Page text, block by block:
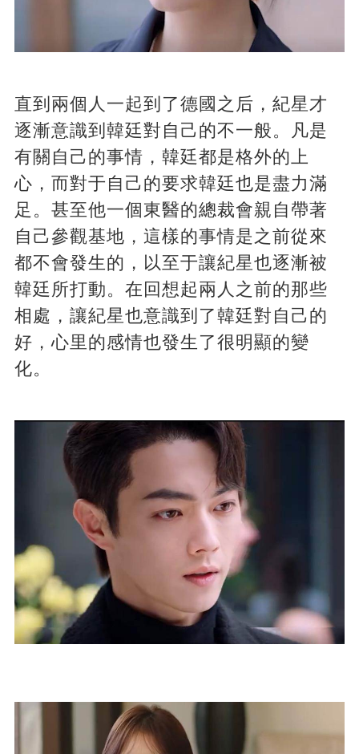
直到兩個人一起到了德國之后，紀星才
逐漸意識到韓廷對自己的不一般。凡是
有關自己的事情，韓廷都是格外的上
心，而對于自己的要求韓廷也是盡力滿
足。甚至他一個東醫的總裁會親自帶著
自己參觀基地，這樣的事情是之前從來
都不會發生的，以至于讓紀星也逐漸被
韓廷所打動。在回想起兩人之前的那些
相處，讓紀星也意識到了韓廷對自己的
好，心里的感情也發生了很明顯的變
化。